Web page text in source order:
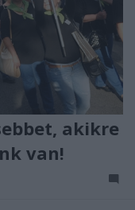
akikre
van!